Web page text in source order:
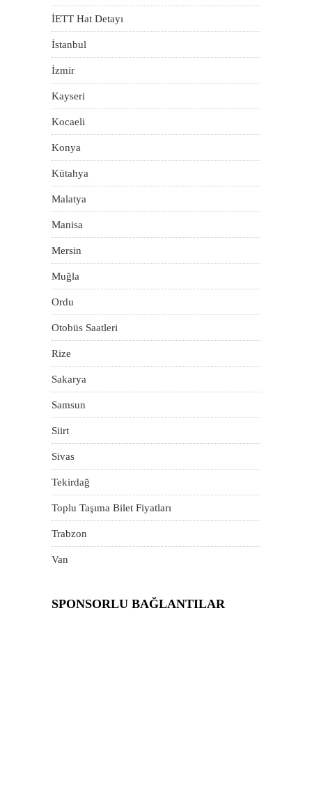
İETT Hat Detayı
İstanbul
İzmir
Kayseri
Kocaeli
Konya
Kütahya
Malatya
Manisa
Mersin
Muğla
Ordu
Otobüs Saatleri
Rize
Sakarya
Samsun
Siirt
Sivas
Tekirdağ
Toplu Taşıma Bilet Fiyatları
Trabzon
Van
SPONSORLU BAĞLANTILAR